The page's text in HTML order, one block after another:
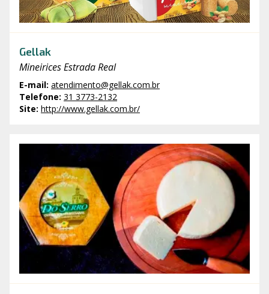
Gellak
Mineirices Estrada Real
E-mail: atendimento@gellak.com.br
Telefone: 31 3773-2132
Site: http://www.gellak.com.br/